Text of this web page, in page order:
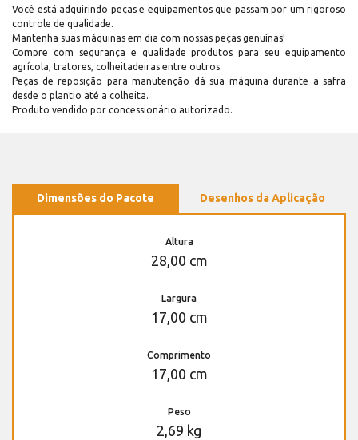
Você está adquirindo peças e equipamentos que passam por um rigoroso
controle de qualidade.
Mantenha suas máquinas em dia com nossas peças genuínas!
Compre com segurança e qualidade produtos para seu equipamento
agrícola, tratores, colheitadeiras entre outros.
Peças de reposição para manutenção dá sua máquina durante a safra
desde o plantio até a colheita.
Produto vendido por concessionário autorizado.
Dimensões do Pacote Desenhos da Aplicação
Altura
28,00 cm
Largura
17,00 cm
Comprimento
17,00 cm
Peso
2,69 kg